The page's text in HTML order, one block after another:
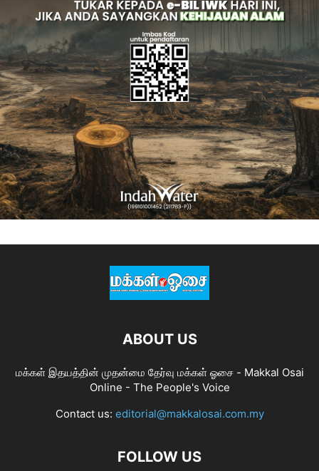
ABOUT US
மக்கள் இதயத்தின் முதன்மை தேர்வு மக்கள் ஓசை - Makkal Osai
Online - The People's Voice
Contact us: editorial@makkalosai.com.my
FOLLOW US